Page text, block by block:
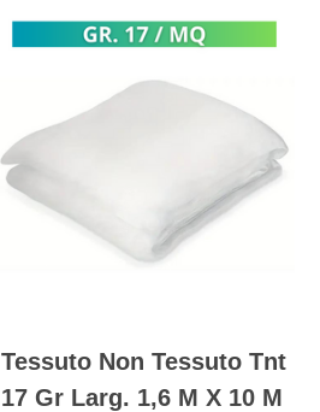
Tessuto Non Tessuto Tnt
17 Gr Larg. 1,6 M X 10 M